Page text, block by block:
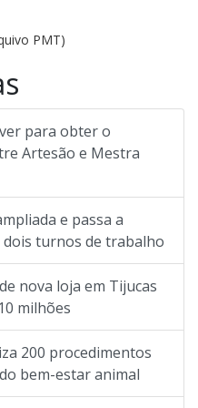
PMT)
para obter o
Artesão e Mestra
e passa a
turnos de trabalho
nova loja em Tijucas
milhões
200 procedimentos
bem-estar animal